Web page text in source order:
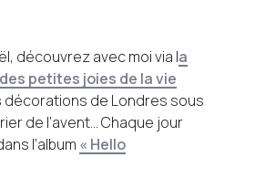
découvrez avec moi via la
petites joies de la vie
décorations de Londres sous
de l’avent… Chaque jour
l’album « Hello